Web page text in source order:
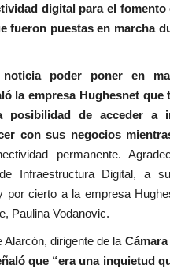
digital para el
fueron puestas en marcha
poder poner en
la empresa Hughesnet que
posibilidad de acceder a
con sus negocios
permanente.
Infraestructura Digital, a
por cierto a la empresa
Paulina Vodanovic.
dirigente de la
que “era una inquietud